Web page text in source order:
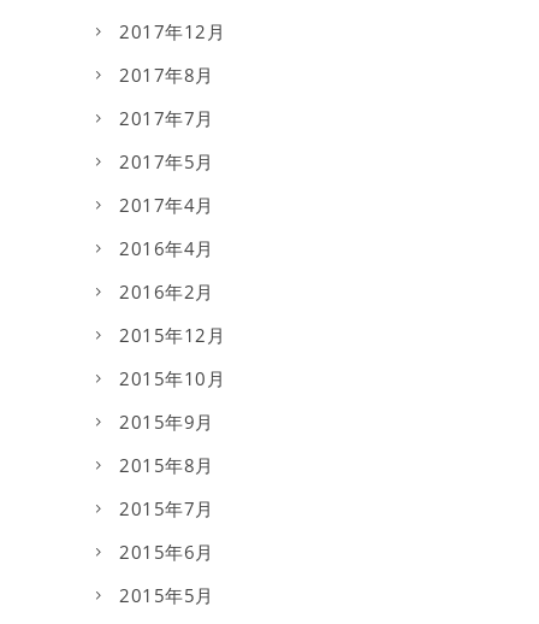
2017年12月
2017年8月
2017年7月
2017年5月
2017年4月
2016年4月
2016年2月
2015年12月
2015年10月
2015年9月
2015年8月
2015年7月
2015年6月
2015年5月